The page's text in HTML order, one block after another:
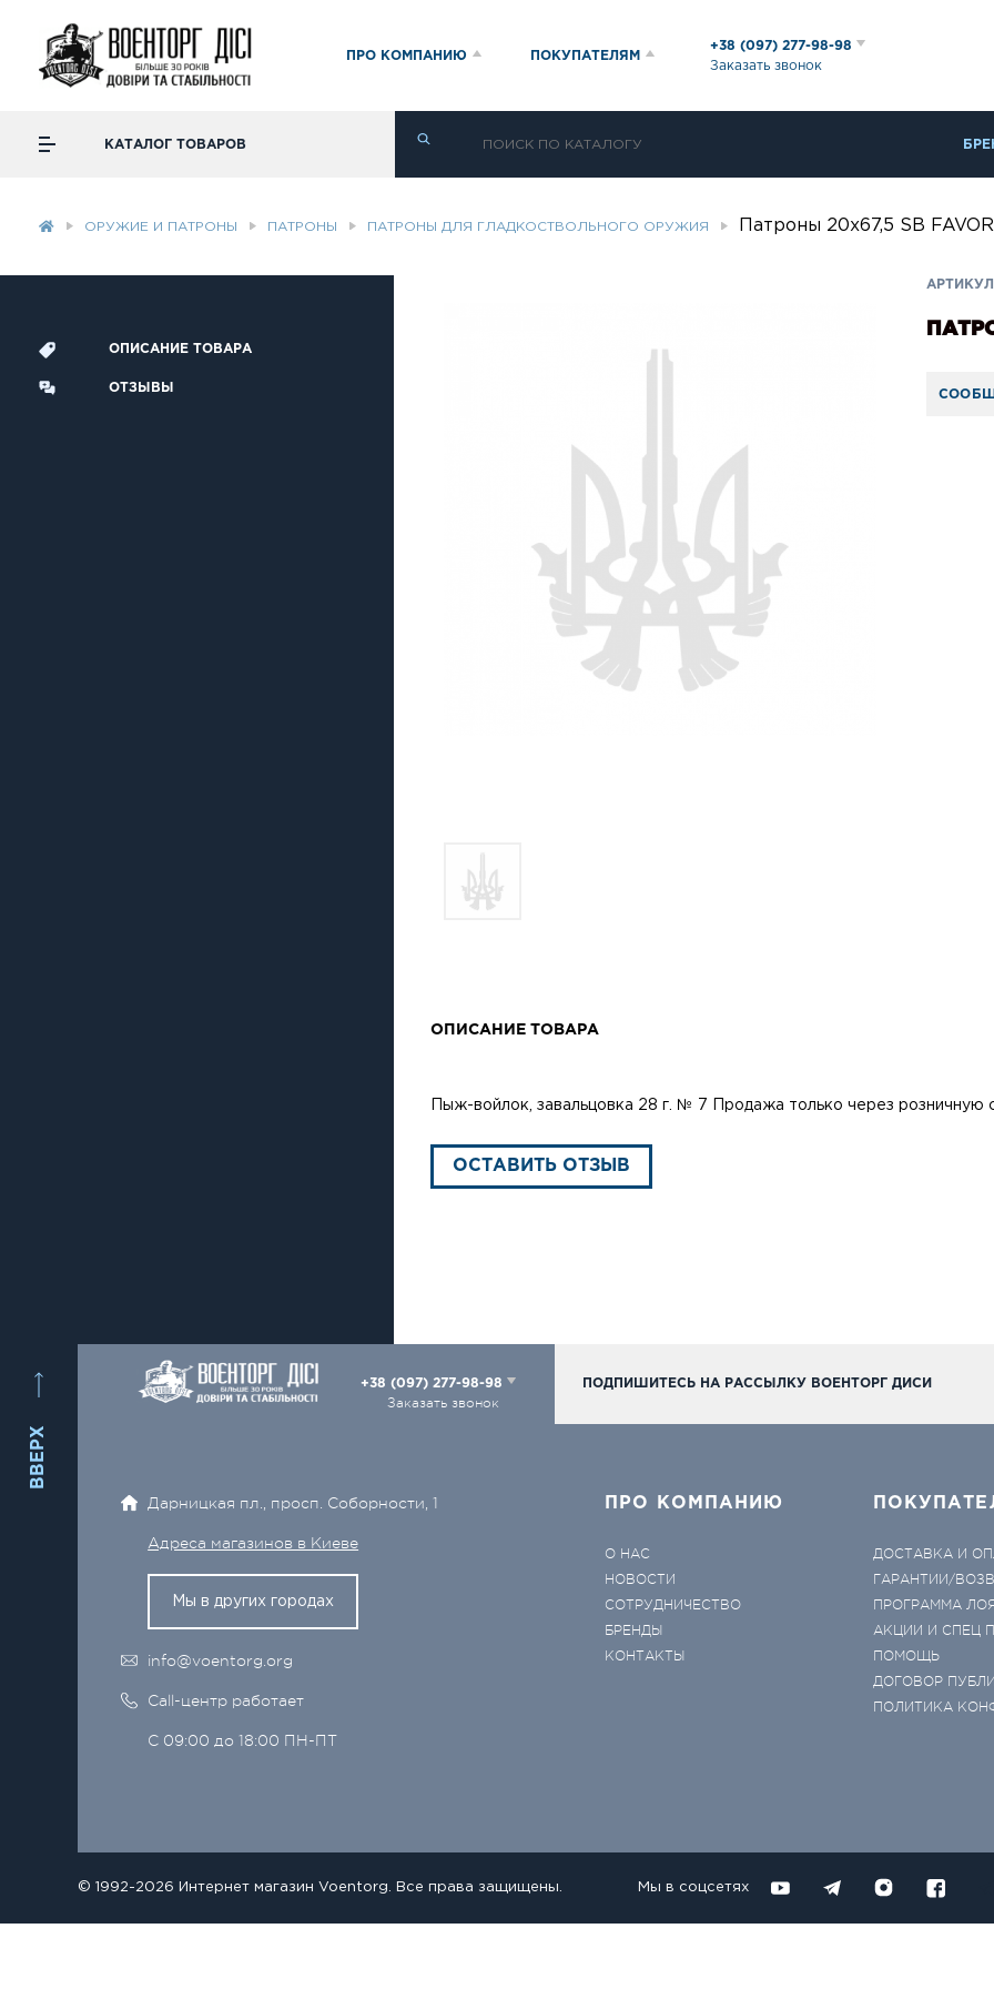
ПРО КОМПАНИЮ ПОКУПАТЕЛЯМ
+38 (097) 277-98-98
Заказать звонок
КАТАЛОГ ТОВАРОВ
ОРУЖИЕ И ПАТРОНЫ ПАТРОНЫ ПАТРОНЫ ДЛЯ ГЛАДКОСТВОЛЬНОГО ОРУЖИЯ Патроны 20x67,5 SB
ОПИСАНИЕ ТОВАРА
ОТЗЫВЫ
ОПИСАНИЕ ТОВАРА
Пыж-войлок, завальцовка 28 г. № 7 Продажа только через розничную
ОСТАВИТЬ ОТЗЫВ
ВВЕРХ
+38 (097) 277-98-98
Заказать звонок
ПОДПИШИТЕСЬ НА РАССЫЛКУ ВОЕНТОРГ ДИСИ
Дарницкая пл., просп. Соборности, 1
Адреса магазинов в Киеве
Мы в других городах
info@voentorg.org
Call-центр работает
С 09:00 до 18:00 ПН-ПТ
ПРО КОМПАНИЮ
О НАС
НОВОСТИ
СОТРУДНИЧЕСТВО
БРЕНДЫ
КОНТАКТЫ
ДОСТАВКА И
ГАРАНТИИ/
ПРОГРАММА
АКЦИИ И СПЕЦ
ПОМОЩЬ
ДОГОВОР
ПОЛИТИКА
© 1992-2026 Интернет магазин Voentorg. Все права защищены. Мы в соцсетях